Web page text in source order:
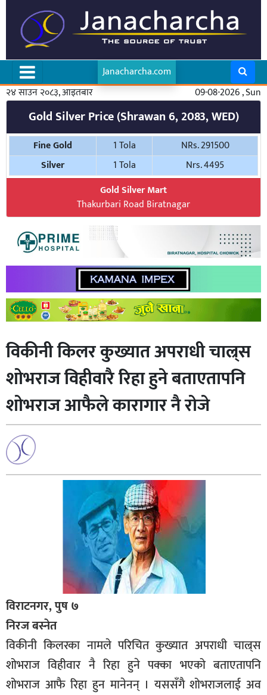
Janacharcha.com
२४ साउन २०८३, आइतबार
09-08-2026 , Sun
Gold Silver Price (Shrawan 6, 2083, WED)
Fine Gold 1 Tola
NRs. 291500
Silver
1 Tola
Nrs. 4495
Gold Silver Mart
Thakurbari Road Biratnagar
विकीनी किलर कुख्यात अपराधी चाल्र्स
शोभराज विहीवारै रिहा हुने बताएतापनि
शोभराज आफैले कारागार नै रोजे
विराटनगर, पुष ७
निरज बस्नेत
विकीनी किलरका नामले परिचित कुख्यात अपराधी चाल्र्स
शोभराज विहीवार नै रिहा हुने पक्का भएको बताएतापनि
शोभराज आफै रिहा हुन मानेनन् । यससँगै शोभराजलाई अव